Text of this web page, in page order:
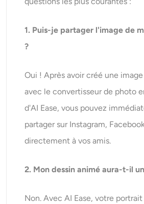
1. Puis-je partager l'image de
?
Oui ! Après avoir créé une
avec le convertisseur de photo
d'AI Ease, vous pouvez
partager sur Instagram,
directement à vos amis.
2. Mon dessin animé aura-t-il
Non. Avec AI Ease, votre